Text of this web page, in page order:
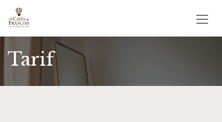
Se rendre au contenu
Tarif